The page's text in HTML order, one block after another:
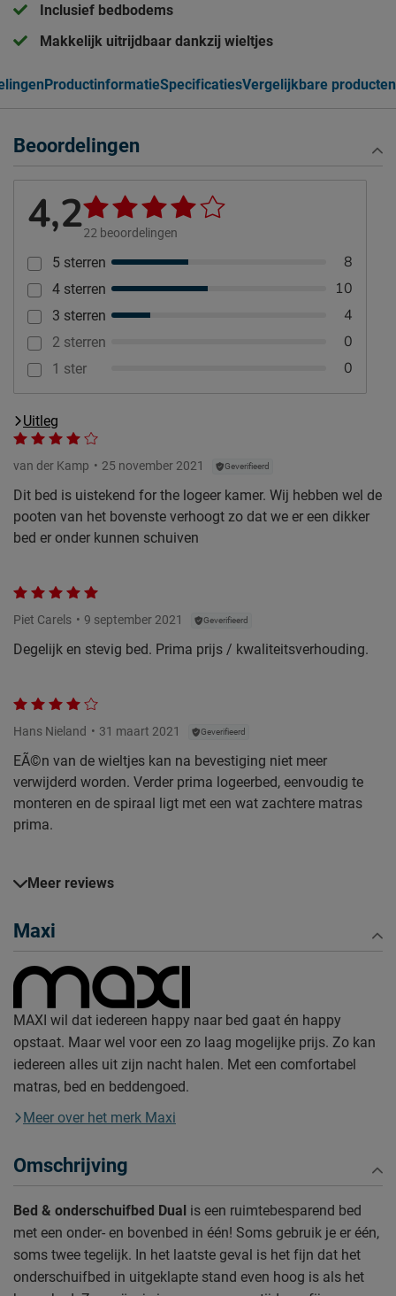
Inclusief bedbodems
Makkelijk uitrijdbaar dankzij wieltjes
ProductinformatieSpecificatiesVergelijkbare producten
Beoordelingen
4,222 beoordelingen
5 sterren 8
4 sterren 10
3 sterren 4
2 sterren 0
1 ster 0
Uitleg
van der Kamp 25 november 2021 Geverifieerd
Dit bed is uistekend for the logeer kamer. Wij hebben wel de
pooten van het bovenste verhoogt zo dat we er een dikker
bed er onder kunnen schuiven
Piet Carels 9 september 2021 Geverifieerd
Degelijk en stevig bed. Prima prijs / kwaliteitsverhouding.
Hans Nieland 31 maart 2021 Geverifieerd
EÃ©n van de wieltjes kan na bevestiging niet meer
verwijderd worden. Verder prima logeerbed, eenvoudig te
monteren en de spiraal ligt met een wat zachtere matras
prima.
Meer reviews
Maxi
MAXI wil dat iedereen happy naar bed gaat én happy
opstaat. Maar wel voor een zo laag mogelijke prijs. Zo kan
iedereen alles uit zijn nacht halen. Met een comfortabel
matras, bed en beddengoed.
Meer over het merk Maxi
Omschrijving
Bed & onderschuifbed Dual is een ruimtebesparend bed
met een onder- en bovenbed in één! Soms gebruik je er één,
soms twee tegelijk. In het laatste geval is het fijn dat het
onderschuifbed in uitgeklapte stand even hoog is als het